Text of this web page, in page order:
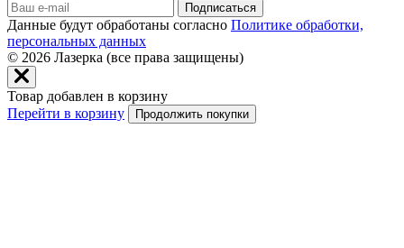
Подписаться
Данные будут обработаны согласно Политике обработки,
персональных данных
© 2026 Лазерка (все права защищены)
Товар добавлен в корзину
Перейти в корзину
Продолжить покупки